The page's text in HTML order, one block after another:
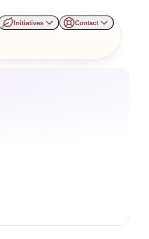
Initiatives Contact